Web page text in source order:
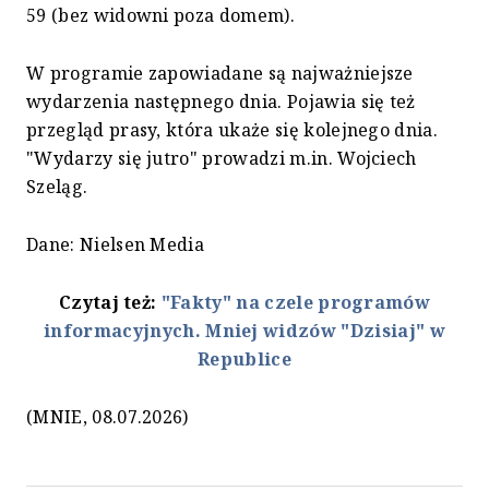
59 (bez widowni poza domem).
W programie zapowiadane są najważniejsze
wydarzenia następnego dnia. Pojawia się też
przegląd prasy, która ukaże się kolejnego dnia.
"Wydarzy się jutro" prowadzi m.in. Wojciech
Szeląg.
Dane: Nielsen Media
Czytaj też: "Fakty" na czele programów
informacyjnych. Mniej widzów "Dzisiaj" w
Republice
(MNIE, 08.07.2026)